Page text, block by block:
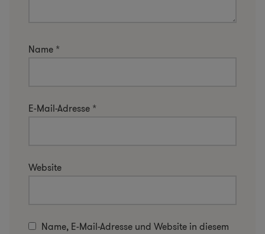
Name *
E-Mail-Adresse *
Website
Name, E-Mail-Adresse und Website in diesem